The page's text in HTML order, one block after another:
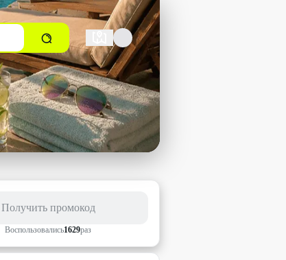
Получить промокод
Воспользовались1629раз